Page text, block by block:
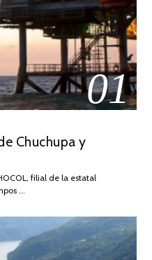
01
DE
2026
Chuchupa y
filial de la estatal
…